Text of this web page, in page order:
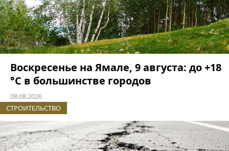
Воскресенье на Ямале, 9 августа: до +18
°C в большинстве городов
08.08.2026
СТРОИТЕЛЬСТВО